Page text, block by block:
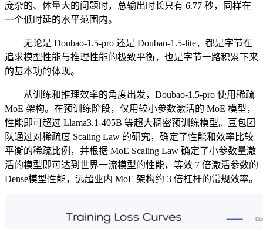
庞杂的、体量大的问题时，总输出时长只有 6.77 秒，同样在
一个低时延的水平范围内。
无论是 Doubao-1.5-pro 还是 Doubao-1.5-lite，都是字节在
追求模型性能与推理性能的极致平衡，也是字节一路积累下来
的基本功的体现。
从训练和推理效率的角度出发，Doubao-1.5-pro 使用稀疏
MoE 架构。在预训练阶段，仅用较小参数激活的 MoE 模型，
性能即可超过 Llama3.1-405B 等超大稠密预训练模型。豆包团
队通过对稀疏度 Scaling Law 的研究，确定了性能和效率比较
平衡的稀疏比例，并根据 MoE Scaling Law 确定了小参数量激
活的模型即可达到世界一流模型的性能，等效 7 倍激活参数的
Dense模型性能，远超业内 MoE 架构约 3 倍杠杆的常规效率。